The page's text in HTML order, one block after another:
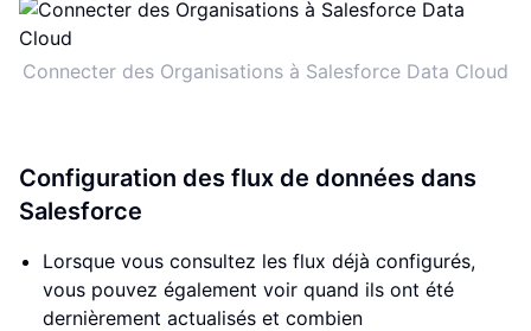
Connecter des Organisations à Salesforce Data Cloud
Configuration des flux de données dans
Salesforce
Lorsque vous consultez les flux déjà configurés,
vous pouvez également voir quand ils ont été
dernièrement actualisés et combien